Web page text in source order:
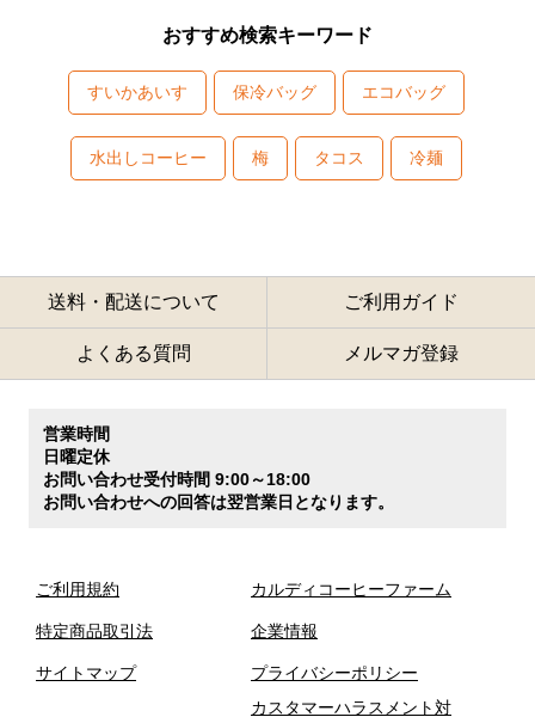
おすすめ検索キーワード
すいかあいす 保冷バッグ エコバッグ
水出しコーヒー 梅 タコス 冷麺
送料・配送について ご利用ガイド
よくある質問 メルマガ登録
営業時間
日曜定休
お問い合わせ受付時間 9:00～18:00
お問い合わせへの回答は翌営業日となります。
ご利用規約
特定商品取引法
サイトマップ
カルディコーヒーファーム
企業情報
プライバシーポリシー
カスタマーハラスメント対